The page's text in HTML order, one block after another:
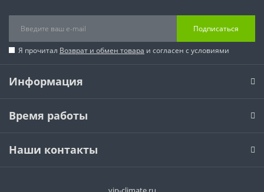
Подписаться
Я прочитал Возврат и обмен товара и согласен с условиями
Информация
Время работы
Наши контакты